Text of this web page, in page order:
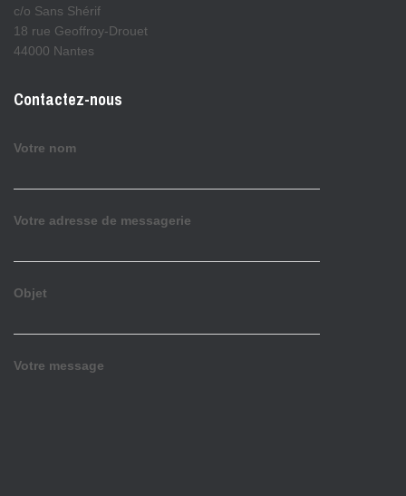
c/o Sans Shérif
18 rue Geoffroy-Drouet
44000 Nantes
Contactez-nous
Votre nom
Votre adresse de messagerie
Objet
Votre message